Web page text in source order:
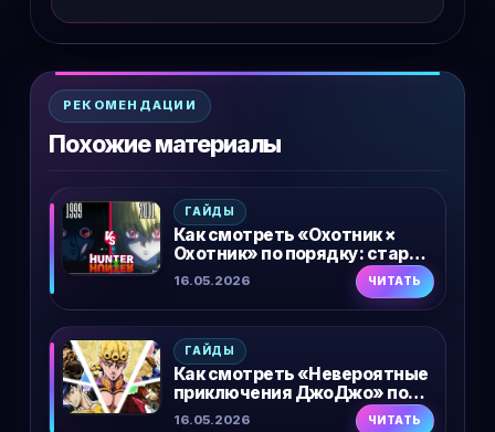
РЕКОМЕНДАЦИИ
Похожие материалы
ГАЙДЫ
Как смотреть «Охотник ×
Охотник» по порядку: старая
версия 1999 года и ремейк
2011-го
16.05.2026 ЧИТАТЬ
ГАЙДЫ
Как смотреть «Невероятные
приключения ДжоДжо» по
порядку: все части и
16.05.2026 ЧИТАТЬ